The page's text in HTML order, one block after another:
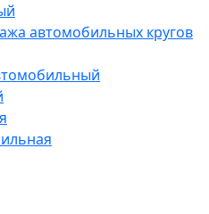
автомобильных кругов